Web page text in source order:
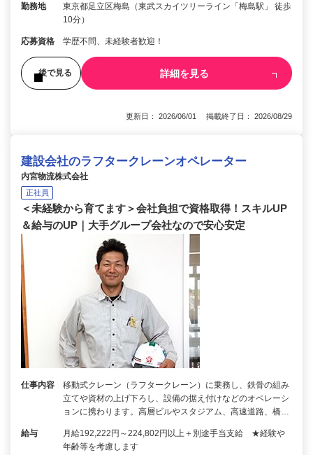
勤務地
東京都足立区梅島（東武スカイツリーライン「梅島駅」 徒歩
10分）
応募資格 学歴不問、未経験者歓迎！
後で見る 詳細を見る
更新日： 2026/06/01 掲載終了日： 2026/08/29
建設会社のラフタークレーンオペレーター
内宮物流株式会社
正社員
＜未経験から育てます＞会社負担で資格取得！スキルUP
＆給与のUP｜大手グループ会社なので安心安定
仕事内容
移動式クレーン（ラフタークレーン）に乗務し、鉄骨の組み
立てや資材の上げ下ろし、設備の据え付けなどのオペレーシ
ョンに携わります。高層ビルやスタジアム、高速道路、橋…
給与
月給192,222円～224,802円以上＋別途手当支給 ★経験や
年齢等を考慮します